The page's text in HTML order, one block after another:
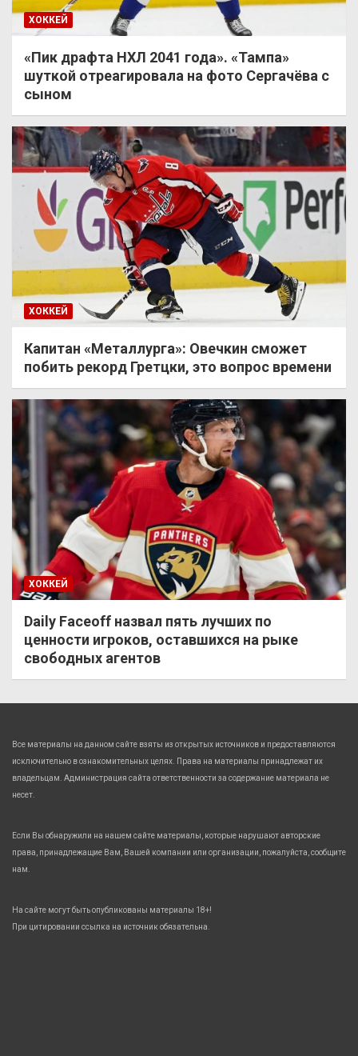
ХОККЕЙ
«Пик драфта НХЛ 2041 года». «Тампа»
шуткой отреагировала на фото Сергачёва с
сыном
ХОККЕЙ
Капитан «Металлурга»: Овечкин сможет
побить рекорд Гретцки, это вопрос времени
ХОККЕЙ
Daily Faceoff назвал пять лучших по
ценности игроков, оставшихся на рыке
свободных агентов
Все материалы на данном сайте взяты из открытых источников и предоставляются
исключительно в ознакомительных целях. Права на материалы принадлежат их
владельцам. Администрация сайта ответственности за содержание материала не
несет.
Если Вы обнаружили на нашем сайте материалы, которые нарушают авторские
права, принадлежащие Вам, Вашей компании или организации, пожалуйста, сообщите
нам.
На сайте могут быть опубликованы материалы 18+!
При цитировании ссылка на источник обязательна.